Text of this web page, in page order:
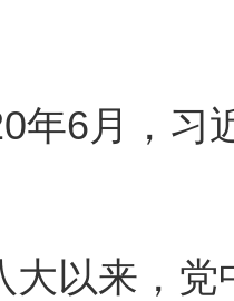
月，习近
来，党